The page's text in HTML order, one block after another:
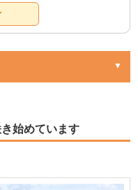
始めています